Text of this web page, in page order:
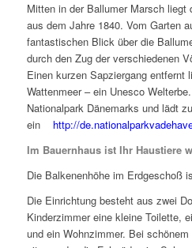
Mitten in der Ballumer Marsch liegt
aus dem Jahre 1840. Vom Garten
fantastischen Blick über die
durch den Zug der verschiedenen
Einen kurzen Sapziergang entfernt
Wattenmeer – ein Unesco
Nationalpark Dänemarks und lädt
ein http://
Im Bauernhaus ist Ihr Haustiere
Die Balkenenhöhe im Erdgeschoß
Die Einrichtung besteht aus zwei
Kinderzimmer eine kleine Toilette,
und ein Wohnzimmer. Bei